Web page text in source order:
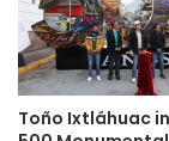
Toño Ixtláhuac